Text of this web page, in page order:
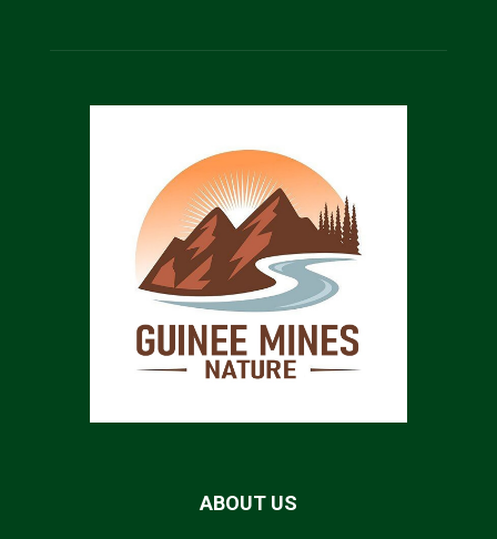
ABOUT US